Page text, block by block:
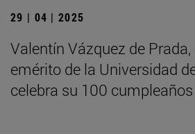
29 | 04 | 2025
Valentín Vázquez de
emérito de la Universidad
celebra su 100 cumpleaños